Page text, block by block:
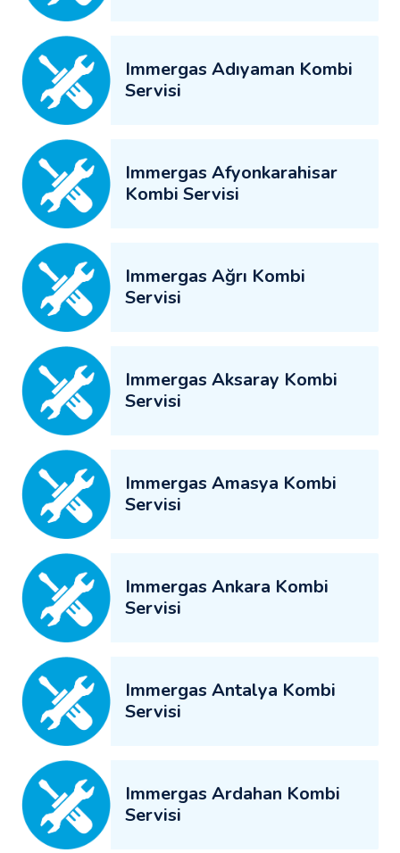
Immergas Adıyaman Kombi
Servisi
Immergas Afyonkarahisar
Kombi Servisi
Immergas Ağrı Kombi
Servisi
Immergas Aksaray Kombi
Servisi
Immergas Amasya Kombi
Servisi
Immergas Ankara Kombi
Servisi
Immergas Antalya Kombi
Servisi
Immergas Ardahan Kombi
Servisi